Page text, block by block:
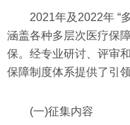
2021年及2022年 “
涵盖各种多层次医疗保
保。经专业研讨、评审
保障制度体系提供了引
(一)征集内容